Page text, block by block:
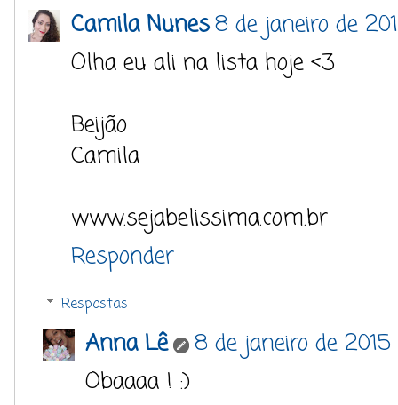
Camila Nunes8 de janeiro de
Olha eu ali na lista hoje <3
Beijão
Camila
www.sejabelissima.com.br
Responder
Respostas
Anna Lê
8 de janeiro de
Obaaaa ! :)